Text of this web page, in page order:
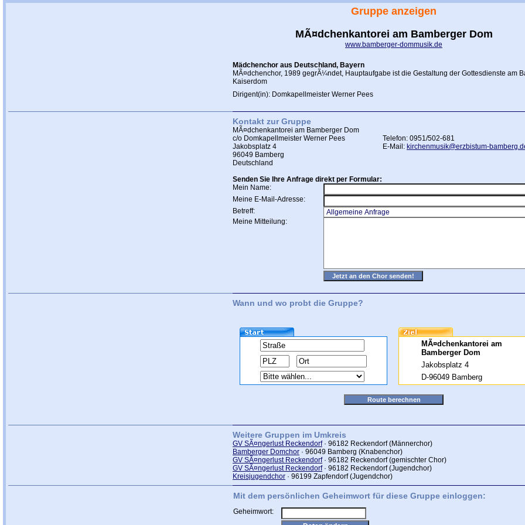
Gruppe anzeigen
MÃ¤dchenkantorei am Bamberger Dom
www.bamberger-dommusik.de
Mädchenchor aus Deutschland, Bayern
MÃ¤dchenchor, 1989 gegrÃ¼ndet, Hauptaufgabe ist die Gestaltung der Gottesdienste am
Kaiserdom
Dirigent(in): Domkapellmeister Werner Pees
Kontakt zur Gruppe
MÃ¤dchenkantorei am Bamberger Dom
c/o Domkapellmeister Werner Pees
Jakobsplatz 4
96049 Bamberg
Deutschland
Telefon: 0951/502-681
E-Mail: kirchenmusik@erzbistum-
Senden Sie Ihre Anfrage direkt per Formular:
Mein Name:
Meine E-Mail-Adresse:
Betreff:
Meine Mitteilung:
Wann und wo probt die Gruppe?
MÃ¤dchenkantorei am
Bamberger Dom
Jakobsplatz 4
D-96049 Bamberg
Weitere Gruppen im Umkreis
GV SÃ¤ngerlust Reckendorf· 96182 Reckendorf (Männerchor)
Bamberger Domchor · 96049 Bamberg (Knabenchor)
GV SÃ¤ngerlust Reckendorf· 96182 Reckendorf (gemischter Chor)
GV SÃ¤ngerlust Reckendorf· 96182 Reckendorf (Jugendchor)
Kreisjugendchor · 96199 Zapfendorf (Jugendchor)
Mit dem persönlichen Geheimwort für diese Gruppe einloggen:
Geheimwort: